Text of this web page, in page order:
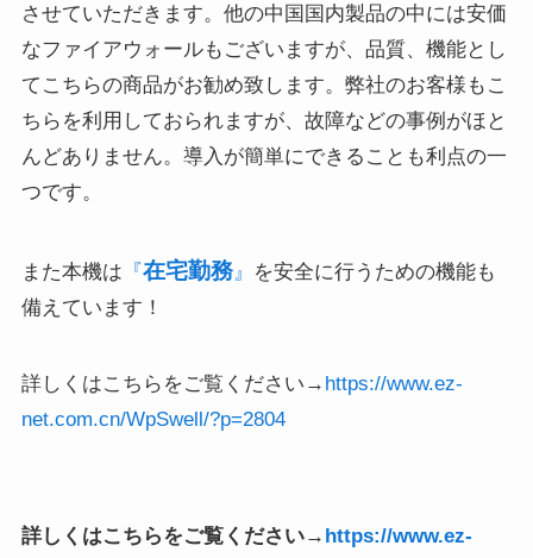
させていただきます。他の中国国内製品の中には安価
なファイアウォールもございますが、品質、機能とし
てこちらの商品がお勧め致します。弊社のお客様もこ
ちらを利用しておられますが、故障などの事例がほと
んどありません。導入が簡単にできることも利点の一
つです。
また本機は 『在宅勤務』
を安全に行うための機能も
備えています！
詳しくはこちらをご覧ください→ https://www.ez-
net.com.cn/WpSwell/?p=2804
詳しくはこちらをご覧ください→ https://www.ez-